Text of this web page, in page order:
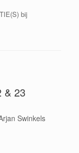
bij
& 23
Swinkels